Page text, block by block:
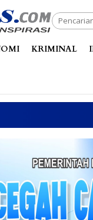
KRIMINAL
Perbaikan Jalan